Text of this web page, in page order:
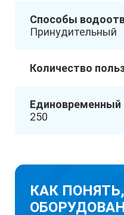
Способы
Принудительный
Количество
Единовременный
250
КАК